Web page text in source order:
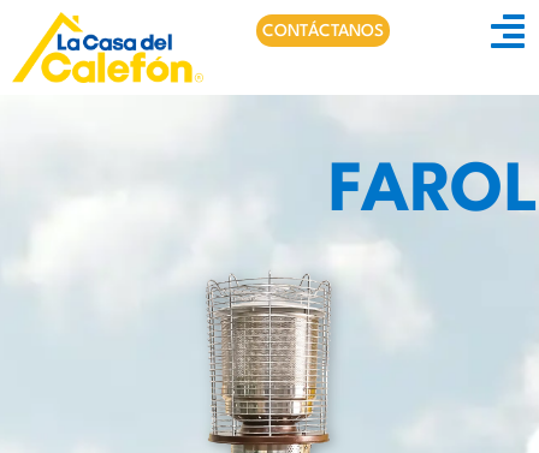
CONTÁCTANOS
FAROL